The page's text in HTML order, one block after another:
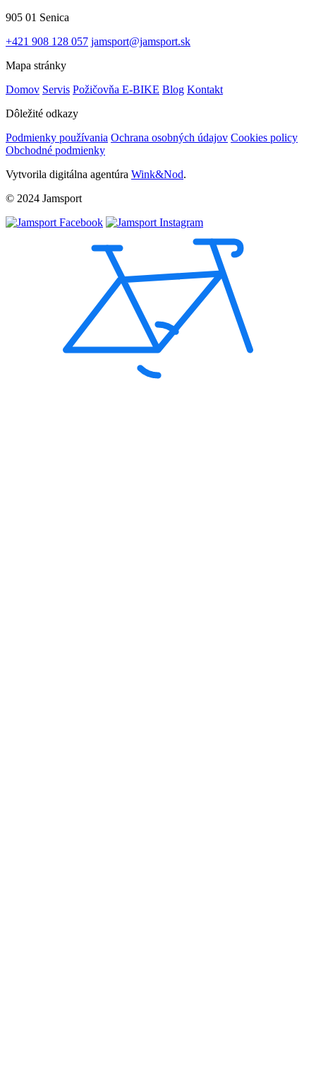
905 01 Senica
+421 908 128 057 jamsport@jamsport.sk
Mapa stránky
Domov Servis Požičovňa E-BIKE Blog Kontakt
Dôležité odkazy
Podmienky používania Ochrana osobných údajov Cookies policy
Obchodné podmienky
Vytvorila digitálna agentúra Wink&Nod.
© 2024 Jamsport